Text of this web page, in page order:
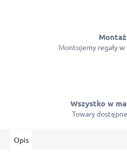
Montaż
Montujemy regały w
Wszystko w
Towary
Opis